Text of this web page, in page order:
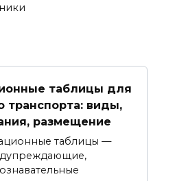
таблицы для
транспорта: виды,
размещение
таблицы —